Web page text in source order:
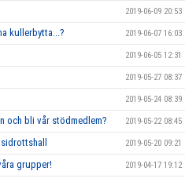
2019-06-09 20:53
kullerbytta...? 2019-06-07 16:03
2019-06-05 12:31
2019-05-27 08:37
2019-05-24 08:39
och bli vår stödmedlem? 2019-05-22 08:45
2019-05-20 09:21
grupper! 2019-04-17 19:12